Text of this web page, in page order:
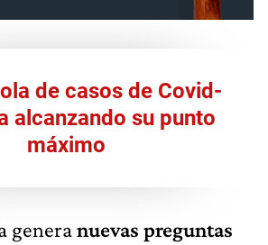
de casos de Covid-
alcanzando su punto
máximo
generanuevas preguntas